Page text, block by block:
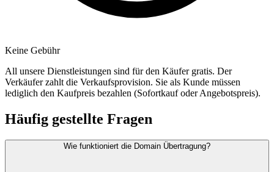
Keine Gebühr
All unsere Dienstleistungen sind für den Käufer gratis. Der
Verkäufer zahlt die Verkaufsprovision. Sie als Kunde müssen
lediglich den Kaufpreis bezahlen (Sofortkauf oder Angebotspreis).
Häufig gestellte Fragen
Wie funktioniert die Domain Übertragung?